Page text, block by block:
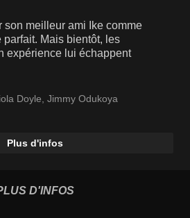
son meilleur ami Ike comme
parfait. Mais bientôt, les
expérience lui échappent
Doyle Jimmy Odukoya
Plus d'infos
D'INFOS